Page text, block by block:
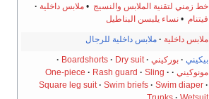
خط زمني لتقنية الملابس والنسيج •ملابس داخلية
فيتنام •نساء يلبسن البناطيل
ملابس داخلية ملابس داخلية للرجال
بيكيني بوركيني Boardshorts
Dry suit
مونوكيني
One-piece Rash guard
Sling
Square leg suit
Swim briefs
Swim diaper